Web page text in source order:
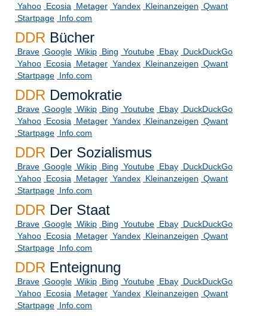
Yahoo Ecosia Metager Yandex Kleinanzeigen Qwant
Startpage Info.com
DDR Bücher
Brave Google Wikip Bing Youtube Ebay DuckDuckGo
Yahoo Ecosia Metager Yandex Kleinanzeigen Qwant
Startpage Info.com
DDR Demokratie
Brave Google Wikip Bing Youtube Ebay DuckDuckGo
Yahoo Ecosia Metager Yandex Kleinanzeigen Qwant
Startpage Info.com
DDR Der Sozialismus
Brave Google Wikip Bing Youtube Ebay DuckDuckGo
Yahoo Ecosia Metager Yandex Kleinanzeigen Qwant
Startpage Info.com
DDR Der Staat
Brave Google Wikip Bing Youtube Ebay DuckDuckGo
Yahoo Ecosia Metager Yandex Kleinanzeigen Qwant
Startpage Info.com
DDR Enteignung
Brave Google Wikip Bing Youtube Ebay DuckDuckGo
Yahoo Ecosia Metager Yandex Kleinanzeigen Qwant
Startpage Info.com